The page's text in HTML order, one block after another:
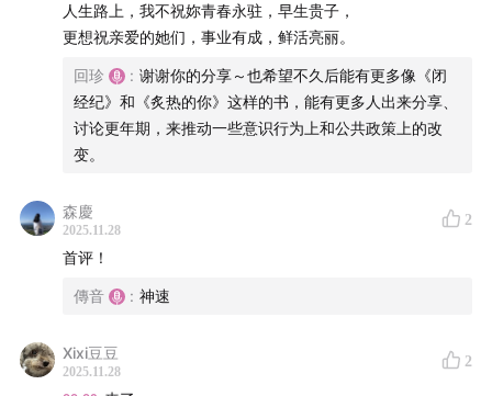
关于我们：
从我们开始，到生活中去。
「FromWomen 从我们开始」是一档关注女性生活的陪伴
型播客。我们从女性的视角，分享时时刻刻发生的真实经
回珍和传音，是我们外婆和姥姥的名字。这里没有严肃的
作、感情、社会关系中的挑战与成长，希望通过彼此真诚
温暖的对话，为你提供一份陪伴与思考的空间。
收听平台：
人生路上，我不祝妳青春永驻，早生贵子，
更想祝亲爱的她们，事业有成，鲜活亮丽。
回珍 : 谢谢你的分享～也希望不久后能有更多像《闭
经纪》和《炙热的你》这样的书，能有更多人出来分享、
讨论更年期，来推动一些意识行为上和公共政策上的改
变。
森慶
2025.11.28
2
首评！
傳音 : 神速
Xixi豆豆
2025.11.28
2